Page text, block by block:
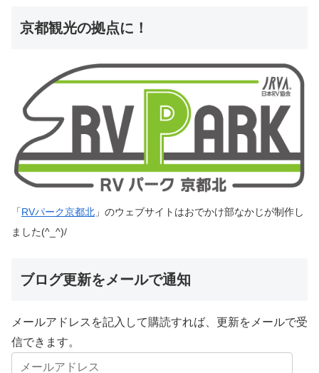
京都観光の拠点に！
「RVパーク京都北 」のウェブサイトはおでかけ部なかじが制作し
ました(^_^)/
ブログ更新をメールで通知
メールアドレスを記入して購読すれば、更新をメールで受
信できます。